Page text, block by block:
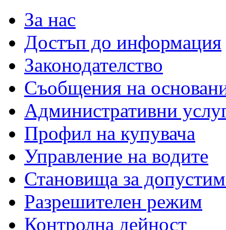
За нас
Достъп до информация
Законодателство
Съобщения на
Административни
Профил на купувача
Управление на водите
Становища за
Разрешителен режим
Контролна дейност